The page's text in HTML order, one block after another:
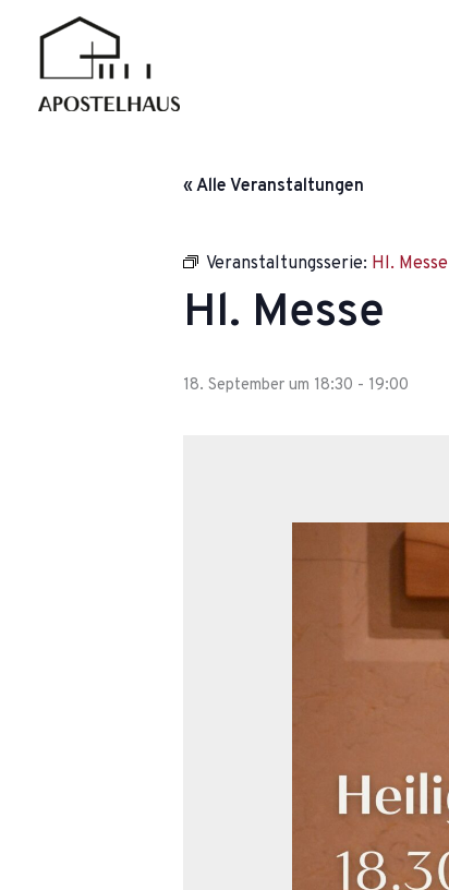
Inhalt
springen
« Alle Veranstaltungen
Veranstaltungsserie: Hl. Messe
Hl. Messe
18. September um 18:30 - 19:00